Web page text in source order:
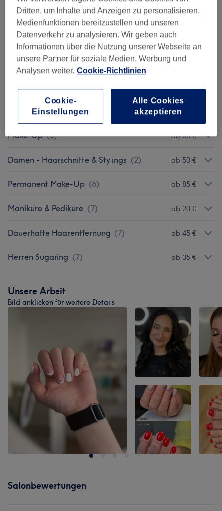
KOPFHAU (1) 50 €
KOPFHAUTPFLEGE (4) ab 50 €
Gesichtsbehandlungen (16 ) ab 40 €
Augenbrauen & Wimpernbehandlungen (6)
Damen Waxing (1)
Make-Up (5) ab 65 €
Damen - Haarschnitte & Stylings (2) ab 50 €
Permanent Make-Up (6) ab 85 €
Maniküre & Pediküre (7) ab 20 €
Dauerhafte Haarentfernung (7) ab 45 €
Herren Sugaring (7) ab 35 €
Unsere Arbeit
Bild anklicken für weitere Details
Salonbewertungen
Dritten, um Inhalte und Anzeigen zu personalisieren,
Medienfunktionen bereitzustellen und unseren
Datenverkehr zu analysieren. Wir geben auch
Informationen über die Nutzung unserer Webseite an
unsere Partner für soziale Medien, Werbung und
Analysen weiter. Cookie-Richtlinien
Cookie-
Einstellungen
Alle Cookies
akzeptieren